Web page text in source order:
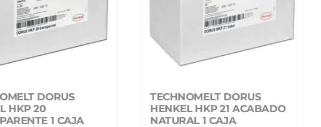
DORUS
HKP 20
1 CAJA
TECHNOMELT DORUS
HENKEL HKP 21 ACABADO
NATURAL 1 CAJA